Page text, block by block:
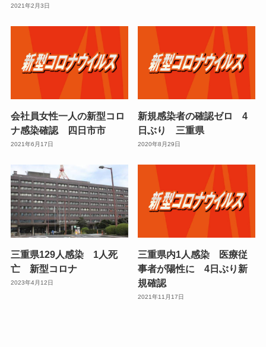
2021年2月3日
会社員女性一人の新型コロ
ナ感染確認 四日市市
2021年6月17日
新規感染者の確認ゼロ 4
日ぶり 三重県
2020年8月29日
三重県129人感染 1人死
亡 新型コロナ
2023年4月12日
三重県内1人感染 医療従
事者が陽性に 4日ぶり新
規確認
2021年11月17日